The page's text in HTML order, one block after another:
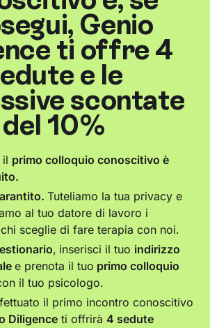
Genio
ti offre 4
e le
scontate
del 10%
il primo colloquio conoscitivo è
Tuteliamo la tua privacy e
al tuo datore di lavoro i
sceglie di fare terapia con noi.
, inserisci il tuo indirizzo
e prenota il tuo primo colloquio
il tuo psicologo.
il primo incontro conoscitivo
Diligence ti offrirà4 sedute